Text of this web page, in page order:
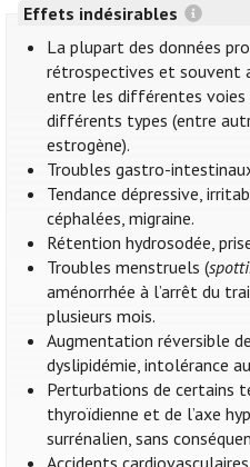
Effets indésirables
La plupart des données
rétrospectives et souvent
entre les différentes voies
différents types (entre
estrogène).
Troubles gastro-
Tendance dépressive,
céphalées, migraine.
Rétention hydrosodée,
Troubles menstruels (
aménorrhée à l’arrêt du
plusieurs mois.
Augmentation réversible
dyslipidémie, intolérance
Perturbations de certains
thyroïdienne et de l’axe
surrénalien, sans